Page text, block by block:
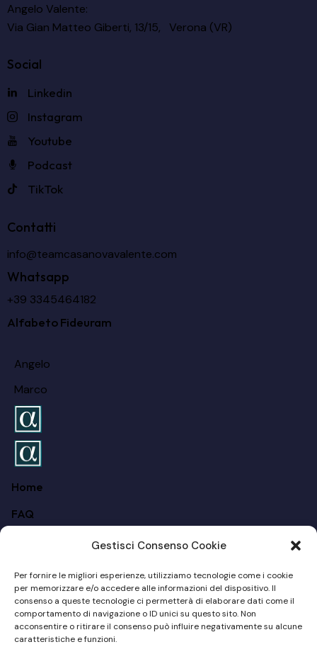
Gestisci Consenso Cookie
Per fornire le migliori esperienze, utilizziamo tecnologie come i cookie
per memorizzare e/o accedere alle informazioni del dispositivo. Il
consenso a queste tecnologie ci permetterà di elaborare dati come il
comportamento di navigazione o ID unici su questo sito. Non
acconsentire o ritirare il consenso può influire negativamente su alcune
caratteristiche e funzioni.
Angelo Valente:
Via Gian Matteo Giberti, 13/15, Verona (VR)
Social
Linkedin
Instagram
Youtube
Podcast
TikTok
Contatti
info@teamcasanovavalente.com
Whatsapp
+39 3345464182
Alfabeto Fideuram
Angelo
Marco
Home
FAQ
Per Le Aziende
Blog